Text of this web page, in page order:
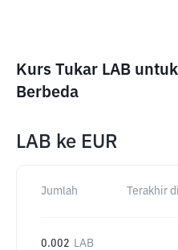
Kurs Tukar LAB
Berbeda
LAB ke EUR
Jumlah Terakhir
0.002 LAB